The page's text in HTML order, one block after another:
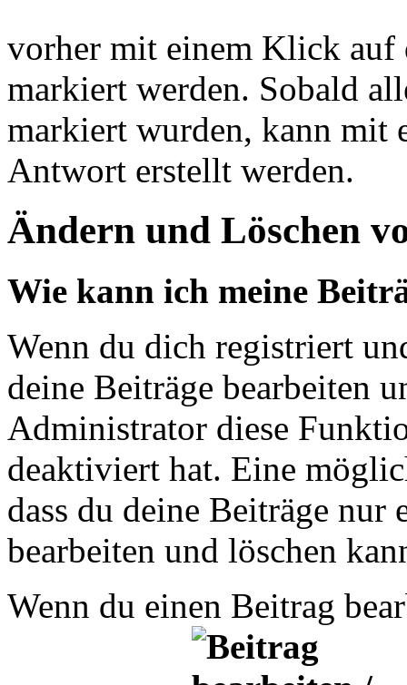
vorher mit einem Klick
markiert werden. Sobald
markiert wurden, kann
Antwort erstellt werden.
Ändern und Löschen
Wie kann ich meine
Wenn du dich registriert
deine Beiträge bearbeiten
Administrator diese
deaktiviert hat. Eine
dass du deine Beiträge nur
bearbeiten und löschen
Wenn du einen Beitrag